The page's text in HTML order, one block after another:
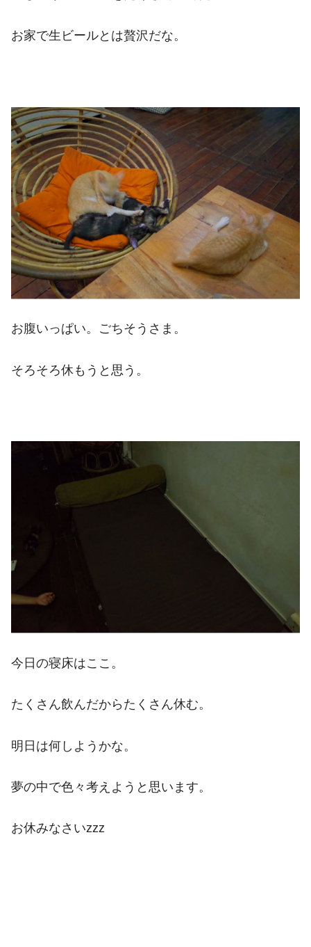
お家で生ビールとは贅沢だな。
お腹いっぱい。ごちそうさま。
そろそろ休もうと思う。
今日の寝床はここ。
たくさん飲んだからたくさん休む。
明日は何しようかな。
夢の中で色々考えようと思います。
お休みなさいzzz